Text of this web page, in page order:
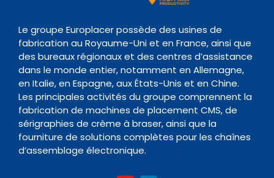
Four de Refusion
Nettoyage
Accessoires
Contact
Documentation
Organisme de formation
Le groupe Europlacer possède des usines de
fabrication au Royaume-Uni et en France, ainsi que
des bureaux régionaux et des centres d’assistance
dans le monde entier, notamment en Allemagne,
en Italie, en Espagne, aux États-Unis et en Chine.
Les principales activités du groupe comprennent la
fabrication de machines de placement CMS, de
sérigraphies de crème à braser, ainsi que la
fourniture de solutions complètes pour les chaînes
d’assemblage électronique.